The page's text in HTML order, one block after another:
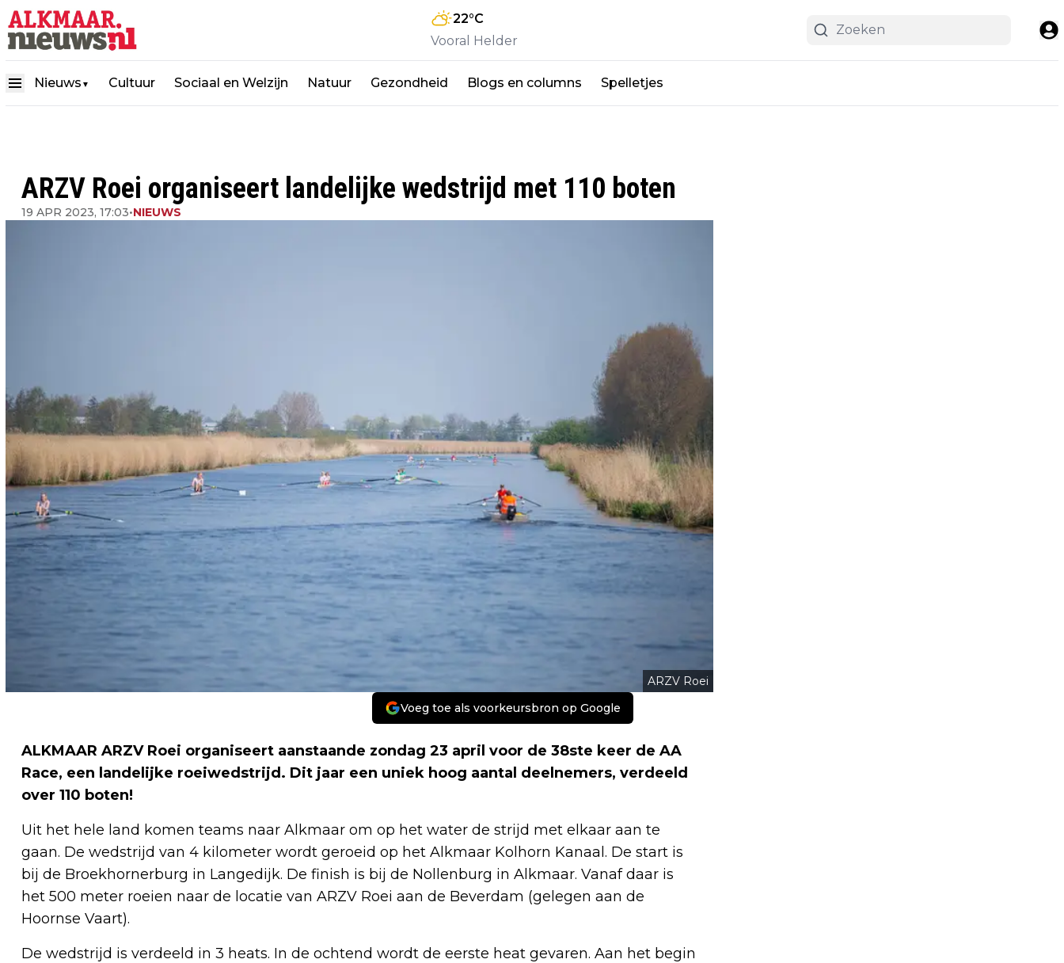
22°C
Vooral Helder
Nieuws ▼ Cultuur Sociaal en Welzijn Natuur Gezondheid Blogs en columns Spelletjes
ARZV Roei organiseert landelijke wedstrijd met 110 boten
19 APR 2023, 17:03•NIEUWS
ARZV Roei
Voeg toe als voorkeursbron op Google
ALKMAAR ARZV Roei organiseert aanstaande zondag 23 april voor de 38ste keer de AA
Race, een landelijke roeiwedstrijd. Dit jaar een uniek hoog aantal deelnemers, verdeeld
over 110 boten!
Uit het hele land komen teams naar Alkmaar om op het water de strijd met elkaar aan te
gaan. De wedstrijd van 4 kilometer wordt geroeid op het Alkmaar Kolhorn Kanaal. De start is
bij de Broekhornerburg in Langedijk. De finish is bij de Nollenburg in Alkmaar. Vanaf daar is
het 500 meter roeien naar de locatie van ARZV Roei aan de Beverdam (gelegen aan de
Hoornse Vaart).
De wedstrijd is verdeeld in 3 heats. In de ochtend wordt de eerste heat gevaren. Aan het begin